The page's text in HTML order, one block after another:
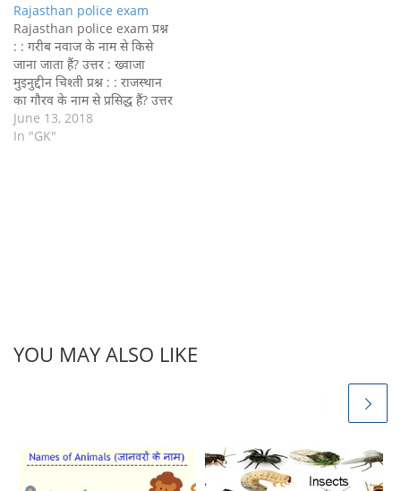
Rajasthan police exam
Rajasthan police exam प्रश्न
: : गरीब नवाज के नाम से किसे
जाना जाता हैं? उत्तर : ख्वाजा
मुइनुद्दीन चिश्ती प्रश्न : : राजस्थान
का गौरव के नाम से प्रसिद्ध हैं? उत्तर
: पं. भरत व्यास प्रश्न : : हल्दीघाटी
का शेर किसे कहा जाता हैं? उत्तर :
June 13, 2018
In "GK"
YOU MAY ALSO LIKE